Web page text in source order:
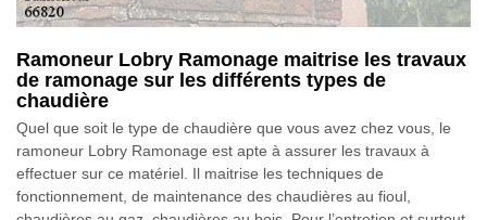
Ramoneur Lobry Ramonage maitrise les travaux
de ramonage sur les différents types de
chaudière
Quel que soit le type de chaudière que vous avez chez vous, le
ramoneur Lobry Ramonage est apte à assurer les travaux à
effectuer sur ce matériel. Il maitrise les techniques de
fonctionnement, de maintenance des chaudières au fioul,